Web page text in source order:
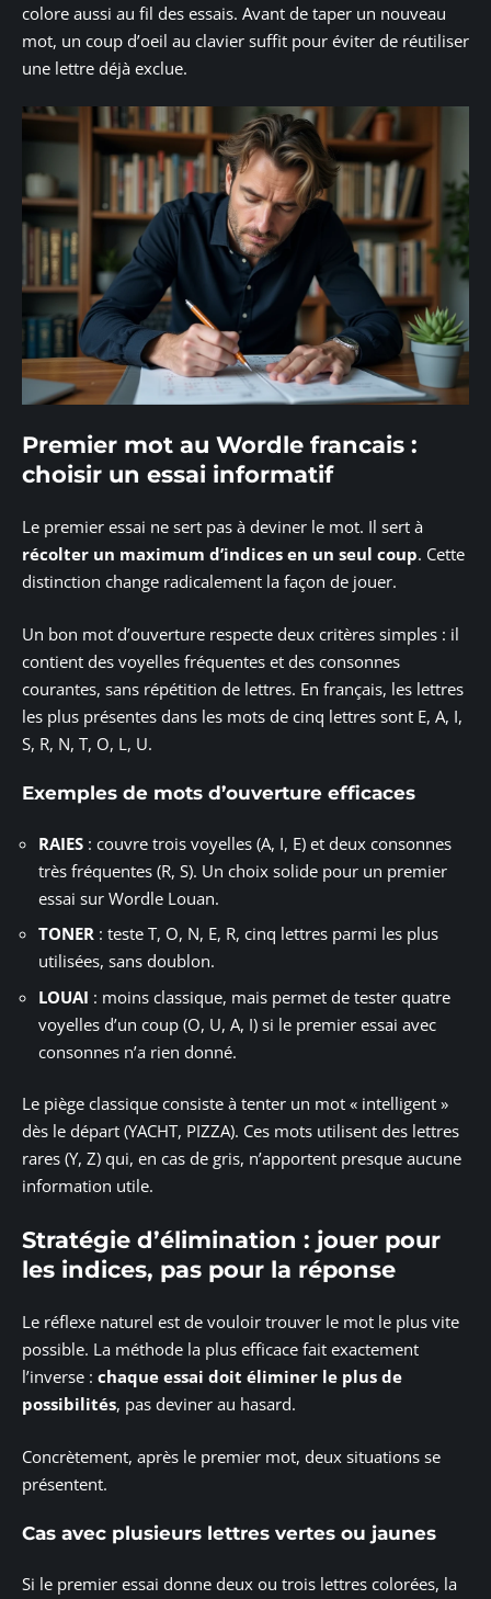
colore aussi au fil des essais. Avant de taper un nouveau
mot, un coup d’oeil au clavier suffit pour éviter de réutiliser
une lettre déjà exclue.
Premier mot au Wordle francais :
choisir un essai informatif
Le premier essai ne sert pas à deviner le mot. Il sert à
récolter un maximum d’indices en un seul coup. Cette
distinction change radicalement la façon de jouer.
Un bon mot d’ouverture respecte deux critères simples : il
contient des voyelles fréquentes et des consonnes
courantes, sans répétition de lettres. En français, les lettres
les plus présentes dans les mots de cinq lettres sont E, A, I,
S, R, N, T, O, L, U.
Exemples de mots d’ouverture efficaces
RAIES : couvre trois voyelles (A, I, E) et deux consonnes
très fréquentes (R, S). Un choix solide pour un premier
essai sur Wordle Louan.
TONER : teste T, O, N, E, R, cinq lettres parmi les plus
utilisées, sans doublon.
LOUAI : moins classique, mais permet de tester quatre
voyelles d’un coup (O, U, A, I) si le premier essai avec
consonnes n’a rien donné.
Le piège classique consiste à tenter un mot « intelligent »
dès le départ (YACHT, PIZZA). Ces mots utilisent des lettres
rares (Y, Z) qui, en cas de gris, n’apportent presque aucune
information utile.
Stratégie d’élimination : jouer pour
les indices, pas pour la réponse
Le réflexe naturel est de vouloir trouver le mot le plus vite
possible. La méthode la plus efficace fait exactement
l’inverse : chaque essai doit éliminer le plus de
possibilités, pas deviner au hasard.
Concrètement, après le premier mot, deux situations se
présentent.
Cas avec plusieurs lettres vertes ou jaunes
Si le premier essai donne deux ou trois lettres colorées, la